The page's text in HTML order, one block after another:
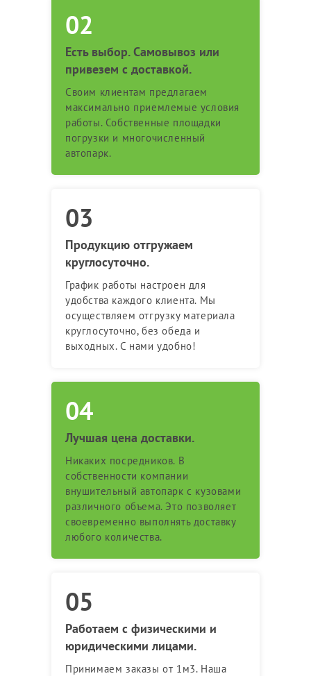
Есть выбор. Самовывоз или
привезем с доставкой.
Своим клиентам предлагаем
максимально приемлемые условия
работы. Собственные площадки
погрузки и многочисленный
автопарк.
Продукцию отгружаем
круглосуточно.
График работы настроен для
удобства каждого клиента. Мы
осуществляем отгрузку материала
круглосуточно, без обеда и
выходных. С нами удобно!
Лучшая цена доставки.
Никаких посредников. В
собственности компании
внушительный автопарк с кузовами
различного объема. Это позволяет
своевременно выполнять доставку
любого количества.
Работаем с физическими и
юридическими лицами.
Принимаем заказы от 1м3. Наша